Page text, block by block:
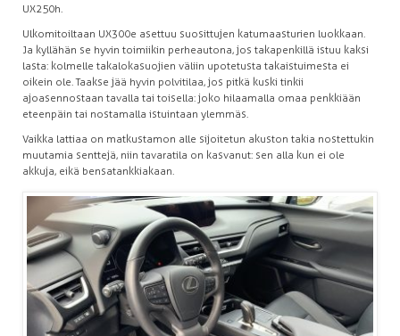
UX250h.
Ulkomitoiltaan UX300e asettuu suosittujen katumaasturien luokkaan.
Ja kyllähän se hyvin toimiikin perheautona, jos takapenkillä istuu kaksi
lasta: kolmelle takalokasuojien väliin upotetusta takaistuimesta ei
oikein ole. Taakse jää hyvin polvitilaa, jos pitkä kuski tinkii
ajoasennostaan tavalla tai toisella: joko hilaamalla omaa penkkiään
eteenpäin tai nostamalla istuintaan ylemmäs.
Vaikka lattiaa on matkustamon alle sijoitetun akuston takia nostettukin
muutamia senttejä, niin tavaratila on kasvanut: sen alla kun ei ole
akkuja, eikä bensatankkiakaan.